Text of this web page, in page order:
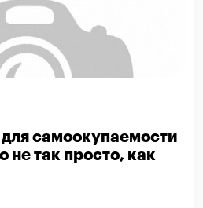
для самоокупаемости
не так просто, как